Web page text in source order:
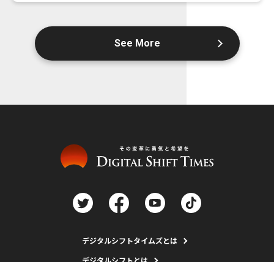
See More
デジタルシフトタイムズとは